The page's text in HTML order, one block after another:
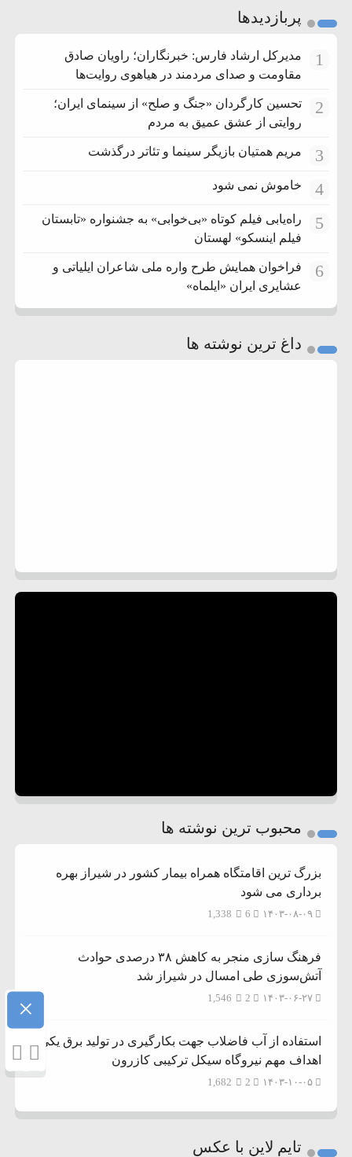
پربازدیدها
1
مدیرکل ارشاد فارس: خبرنگاران؛ راویان صادق
مقاومت و صدای مردمند در هیاهوی روایت‌ها
2
تحسین کارگردان «جنگ و صلح» از سینمای ایران؛
روایتی از عشق عمیق به مردم
3 مریم همتیان بازیگر سینما و تئاتر درگذشت
4 خاموش نمی شود
5
راه‌یابی فیلم کوتاه «بی‌خوابی» به جشنواره «تابستان
فیلم اینسکو» لهستان
6
فراخوان همایش طرح واره ملی شاعران ایلیاتی و
عشایری ایران «ایلماه»
داغ ترین نوشته ها
محبوب ترین نوشته ها
بزرگ ترین اقامتگاه همراه بیمار کشور در شیراز بهره
برداری می شود
۱۴۰۳-۰۸-۰۹ 1,338
فرهنگ سازی منجر به کاهش ۳۸ درصدی حوادث
آتش‌سوزی طی امسال در شیراز شد
۱۴۰۳-۰۶-۲۷ 1,546
استفاده از آب فاضلاب جهت بکارگیری در تولید برق یکی از
اهداف مهم نیروگاه سیکل ترکیبی کازرون
۱۴۰۳-۱۰-۰۵ 1,682
تایم لاین با عکس
×